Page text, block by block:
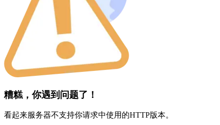
糟糕，你遇到问题了！
看起来服务器不支持你请求中使用的HTTP版本。